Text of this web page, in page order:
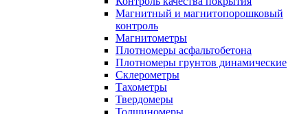
Магнитный и магнитопорошковый
контроль
Магнитометры
Плотномеры асфальтобетона
Плотномеры грунтов динамические
Склерометры
Тахометры
Твердомеры
Толщиномеры